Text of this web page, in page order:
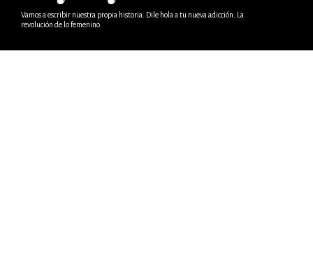
Vamos a escribir nuestra propia historia. Dile hola a tu nueva adicción. La
revolución de lo femenino.